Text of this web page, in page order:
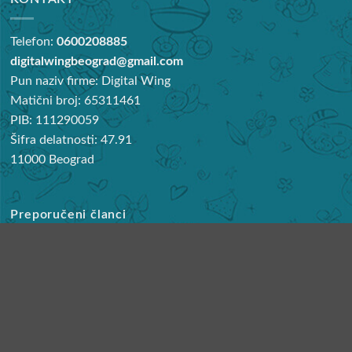
koncentracije i razumevanja, pa su igračke koje podstiču
kreativnost, logičko razmišljanje i socijalnu interakciju
odličan izbor. Setovi za izgradnju, kao što su LEGO kocke ili
kompleti za gradnju različitih konstrukcija, omogućavaju da
se razvijaju prostorne i matematičke veštine dok se gradi
sposobnost i rešavanja problema.
Društvene igre sa jednostavnim pravilima, poput igara na
tabli sa bojama ili brojevima, podstiču timski rad, strategiju i
razvoj društvenih veština. Takođe, umetnički setovi sa
različitim materijalima za slikanje, oblikovanje ili pravljenje
Telefon:0600208885
digitalwingbeograd@gmail.com
Pun naziv firme: Digital Wing
Matični broj: 65311461
PIB: 111290059
Šifra delatnosti: 47.91
11000 Beograd
Preporučeni članci